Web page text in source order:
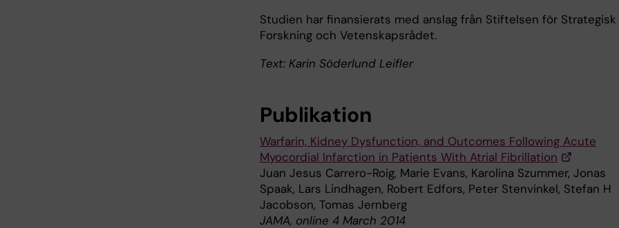
Studien har finansierats med anslag från Stiftelsen för Strategisk
Forskning och Vetenskapsrådet.
Text: Karin Söderlund Leifler
Publikation
Warfarin, Kidney Dysfunction, and Outcomes Following Acute
Myocordial Infarction in Patients With Atrial Fibrillation
Juan Jesus Carrero-Roig, Marie Evans, Karolina Szummer, Jonas
Spaak, Lars Lindhagen, Robert Edfors, Peter Stenvinkel, Stefan H
Jacobson, Tomas Jernberg
JAMA, online 4 March 2014